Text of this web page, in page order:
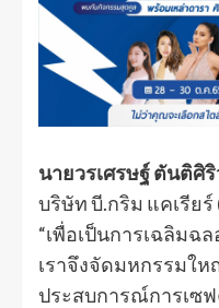
นายวรเศรษฐ์ ตันติศิ
บริษัท บี.กริม แคเรียร์
“เพื่อเป็นการเฉลิมฉ
เราจึงจัดมหกรรมใ
ประสบการณ์การเซ